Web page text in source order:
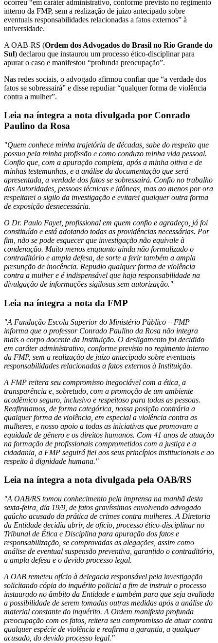
ocorreu “em caráter administrativo, conforme previsto no regimento
interno da FMP, sem a realização de juízo antecipado sobre
eventuais responsabilidades relacionadas a fatos externos” à
universidade.
A OAB-RS (Ordem dos Advogados do Brasil no Rio Grande do
Sul) declarou que instaurou um processo ético-disciplinar para
apurar o caso e manifestou “profunda preocupação”.
Nas redes sociais, o advogado afirmou confiar que “a verdade dos
fatos se sobressairá” e disse repudiar “qualquer forma de violência
contra a mulher”.
Leia na íntegra a nota divulgada por Conrado
Paulino da Rosa
"Quem conhece minha trajetória de décadas, sabe do respeito que
possuo pela minha profissão e como conduzo minha vida pessoal.
Confio que, com a apuração completa, após a minha oitiva e de
minhas testemunhas, e a análise da documentação que será
apresentada, a verdade dos fatos se sobressairá. Confio no trabalho
das Autoridades, pessoas técnicas e idôneas, mas ao menos por ora
respeitarei o sigilo da investigação e evitarei qualquer outra forma
de exposição desnecessária.
O Dr. Paulo Fayet, profissional em quem confio e agradeço, já foi
constituído e está adotando todas as providências necessárias. Por
fim, não se pode esquecer que investigação não equivale à
condenação. Muito menos enquanto ainda não formalizado o
contraditório e ampla defesa, de sorte a ferir também a ampla
presunção de inocência. Repudio qualquer forma de violência
contra a mulher e é indispensável que haja responsabilidade na
divulgação de informações sigilosas sem autorização."
Leia na íntegra a nota da FMP
"A Fundação Escola Superior do Ministério Público – FMP
informa que o professor Conrado Paulino da Rosa não integra
mais o corpo docente da Instituição. O desligamento foi decidido
em caráter administrativo, conforme previsto no regimento interno
da FMP, sem a realização de juízo antecipado sobre eventuais
responsabilidades relacionadas a fatos externos à Instituição.
A FMP reitera seu compromisso inegociável com a ética, a
transparência e, sobretudo, com a promoção de um ambiente
acadêmico seguro, inclusivo e respeitoso para todas as pessoas.
Reafirmamos, de forma categórica, nossa posição contrária a
qualquer forma de violência, em especial a violência contra as
mulheres, e nosso apoio a todas as iniciativas que promovam a
equidade de gênero e os direitos humanos. Com 41 anos de atuação
na formação de profissionais comprometidos com a justiça e a
cidadania, a FMP seguirá fiel aos seus princípios institucionais e ao
respeito à dignidade humana."
Leia na íntegra a nota divulgada pela OAB/RS
"A OAB/RS tomou conhecimento pela imprensa na manhã desta
sexta-feira, dia 19/9, de fatos gravíssimos envolvendo advogado
gaúcho acusado da prática de crimes contra mulheres. A Diretoria
da Entidade decidiu abrir, de ofício, processo ético-disciplinar no
Tribunal de Ética e Disciplina para apuração dos fatos e
responsabilização, se comprovadas as alegações, assim como
análise de eventual suspensão preventiva, garantido o contraditório,
a ampla defesa e o devido processo legal.
A OAB remeteu ofício à delegacia responsável pela investigação
solicitando cópia do inquérito policial a fim de instruir o processo
instaurado no âmbito da Entidade e também para que seja avaliada
a possibilidade de serem tomadas outras medidas após a análise do
material constante do inquérito. A Ordem manifesta profunda
preocupação com os fatos, reitera seu compromisso de atuar contra
qualquer espécie de violência e reafirma a garantia, a qualquer
acusado, do devido processo legal."